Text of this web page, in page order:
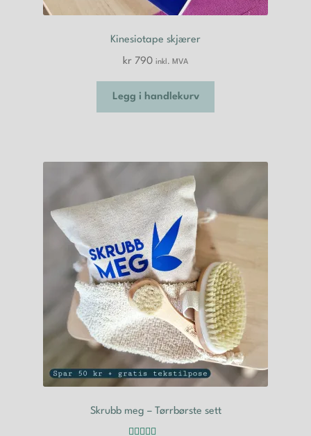
Kinesiotape skjærer
kr 790 inkl. MVA
Legg i handlekurv
Skrubb meg – Tørrbørste sett